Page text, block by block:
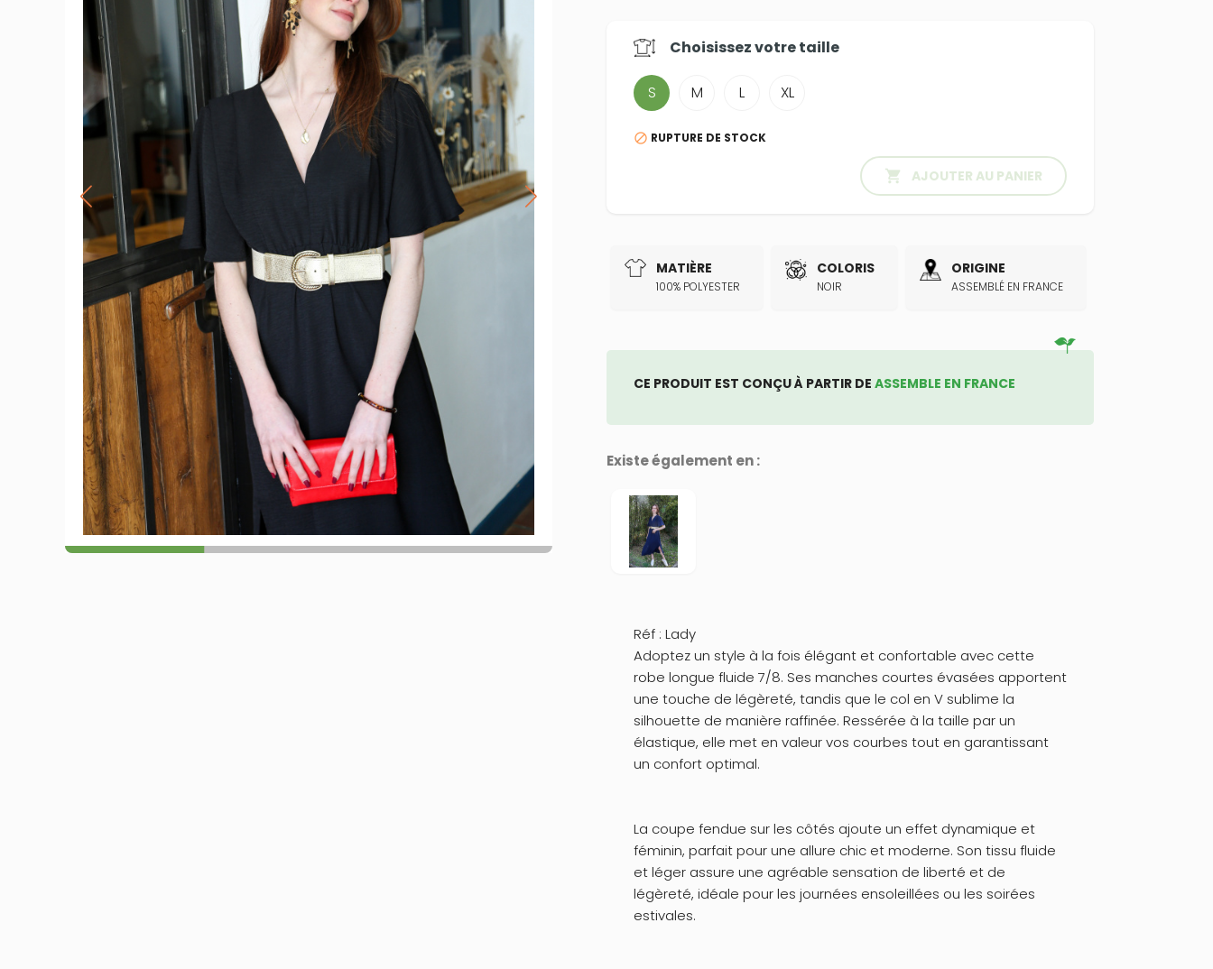
Choisissez votretaille
S M L XL
 RUPTURE DE STOCK
 AJOUTER AU PANIER
MATIÈRE
100% POLYESTER
COLORIS
NOIR
ORIGINE
ASSEMBLÉ EN FRANCE
CE PRODUIT EST CONÇU À PARTIR DE ASSEMBLE EN FRANCE
Existe également en :
Réf : Lady
Adoptez un style à la fois élégant et confortable avec cette
robe longue fluide 7/8. Ses manches courtes évasées apportent
une touche de légèreté, tandis que le col en V sublime la
silhouette de manière raffinée. Ressérée à la taille par un
élastique, elle met en valeur vos courbes tout en garantissant
un confort optimal.
La coupe fendue sur les côtés ajoute un effet dynamique et
féminin, parfait pour une allure chic et moderne. Son tissu fluide
et léger assure une agréable sensation de liberté et de
légèreté, idéale pour les journées ensoleillées ou les soirées
estivales.